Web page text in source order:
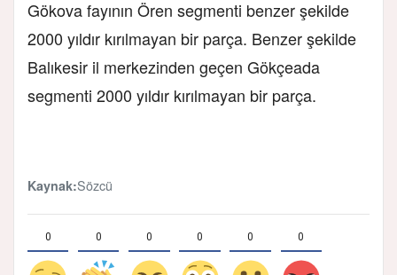
Gökova fayının Ören segmenti benzer şekilde
2000 yıldır kırılmayan bir parça. Benzer şekilde
Balıkesir il merkezinden geçen Gökçeada
segmenti 2000 yıldır kırılmayan bir parça.
Kaynak:Sözcü
0 0 0 0 0 0